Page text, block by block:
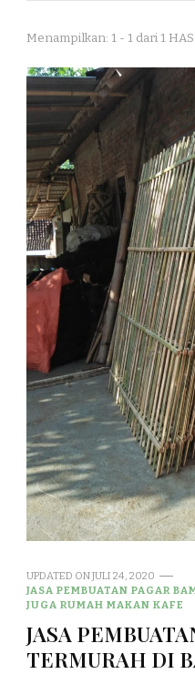
Menampilkan: 1 - 1 dari 1
UPDATED ONJULI 24, 2020
JASA PEMBUATAN PAGAR
JUGA RUMAH MAKAN KAFE
JASA
TERMURAH DI